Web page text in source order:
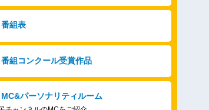
番組表
番組コンクール受賞作品
MC&パーソナリティルーム